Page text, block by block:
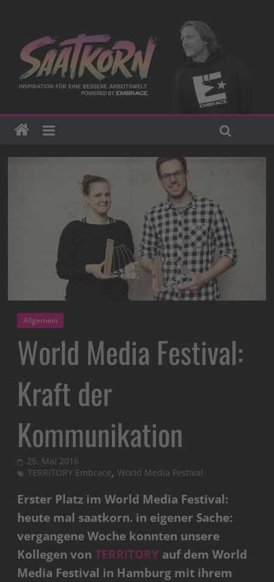
Allgemein
World Media Festival:
Kraft der
Kommunikation
25. Mai 2016
TERRITORY Embrace,World Media Festival
Erster Platz im World Media Festival:
heute mal saatkorn. in eigener Sache:
vergangene Woche konnten unsere
Kollegen vonTERRITORY auf dem World
Media Festival in Hamburg mit ihrem